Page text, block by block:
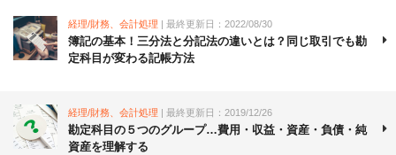
経理/財務、会計処理 | 最終更新日：2022/08/30
簿記の基本！三分法と分記法の違いとは？同じ取引でも勘
定科目が変わる記帳方法
経理/財務、会計処理 | 最終更新日：2019/12/26
勘定科目の５つのグループ…費用・収益・資産・負債・純
資産を理解する